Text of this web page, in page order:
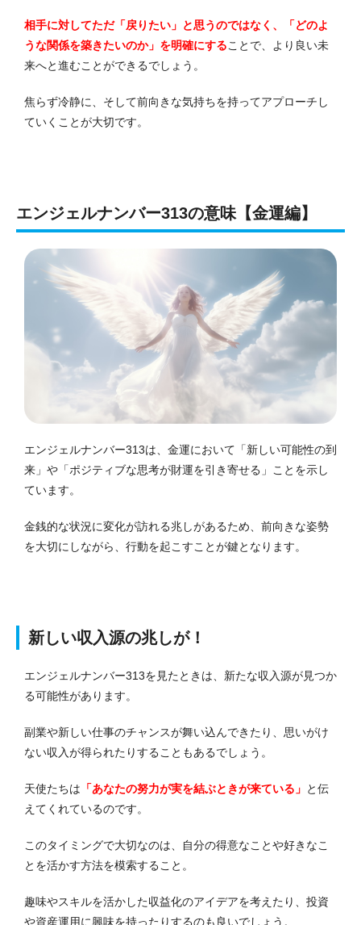
相手に対してただ「戻りたい」と思うのではなく、「どのよ
うな関係を築きたいのか」を明確にすることで、より良い未
来へと進むことができるでしょう。
焦らず冷静に、そして前向きな気持ちを持ってアプローチし
ていくことが大切です。
エンジェルナンバー313の意味【金運編】
エンジェルナンバー313は、金運において「新しい可能性の到
来」や「ポジティブな思考が財運を引き寄せる」ことを示し
ています。
金銭的な状況に変化が訪れる兆しがあるため、前向きな姿勢
を大切にしながら、行動を起こすことが鍵となります。
新しい収入源の兆しが！
エンジェルナンバー313を見たときは、新たな収入源が見つか
る可能性があります。
副業や新しい仕事のチャンスが舞い込んできたり、思いがけ
ない収入が得られたりすることもあるでしょう。
天使たちは 「あなたの努力が実を結ぶときが来ている」 と伝
えてくれているのです。
このタイミングで大切なのは、自分の得意なことや好きなこ
とを活かす方法を模索すること。
趣味やスキルを活かした収益化のアイデアを考えたり、投資
や資産運用に興味を持ったりするのも良いでしょう。